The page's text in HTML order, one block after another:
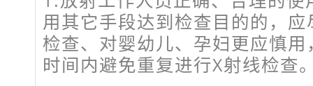
用其它手段达到检查目的的，
检查、对婴幼儿、孕妇更应慎
时间内避免重复进行X射线检查